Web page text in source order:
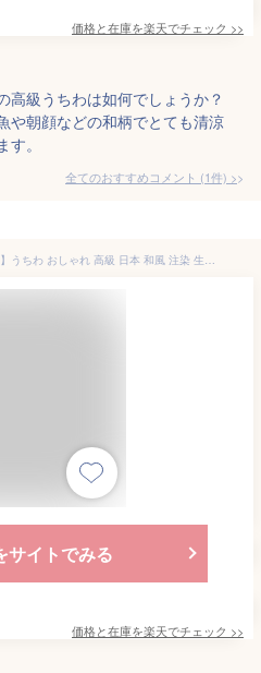
価格と在庫を楽天でチェック >>
高級うちわは如何でしょうか？
や朝顔などの和柄でとても清涼
。
全てのおすすめコメント (1件) >
【週末限定300円OFFクーポン】うちわ おしゃれ 高級 日本 和風 注染 生地 22cm×35.5cm 夏 プレゼント ギフト レディース 父の日 海外土産 竹 うちわ 団扇 てぬぐい 夏祭り 浴衣 布うちわ 伝統工芸 動物 植物 カエル レモン ハイビスカス 朝顔 kenema
サイトでみる
価格と在庫を楽天でチェック >>